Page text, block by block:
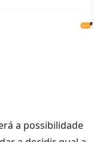
a possibilidade